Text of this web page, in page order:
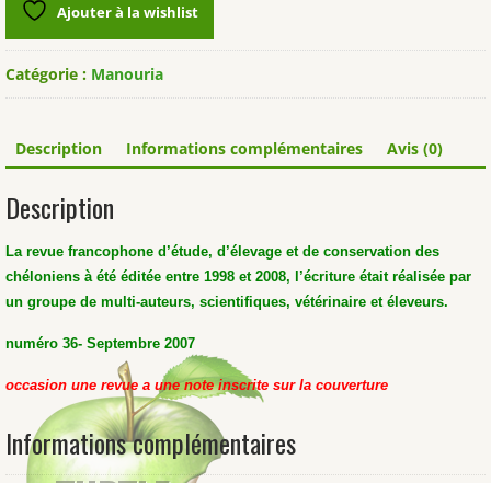
Ajouter à la wishlist
Catégorie : Manouria
Description Informations complémentaires Avis (0)
Description
La revue francophone d’étude, d’élevage et de conservation des
chéloniens à été éditée entre 1998 et 2008, l’écriture était réalisée par
un groupe de multi-auteurs, scientifiques, vétérinaire et éleveurs.
numéro 36- Septembre 2007
occasion une revue a une note inscrite sur la couverture
Informations complémentaires